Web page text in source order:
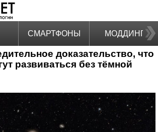
СМАРТФОНЫ МОДДИНГ
доказательство, что
развиваться без тёмной